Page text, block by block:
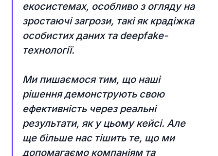
екосистемах, особливо з огляду на
зростаючі загрози, такі як крадіжка
особистих даних та deepfake-
технології.
Ми пишаємося тим, що наші
рішення демонструють свою
ефективність через реальні
результати, як у цьому кейсі. Але
ще більше нас тішить те, що ми
допомагаємо компаніям та